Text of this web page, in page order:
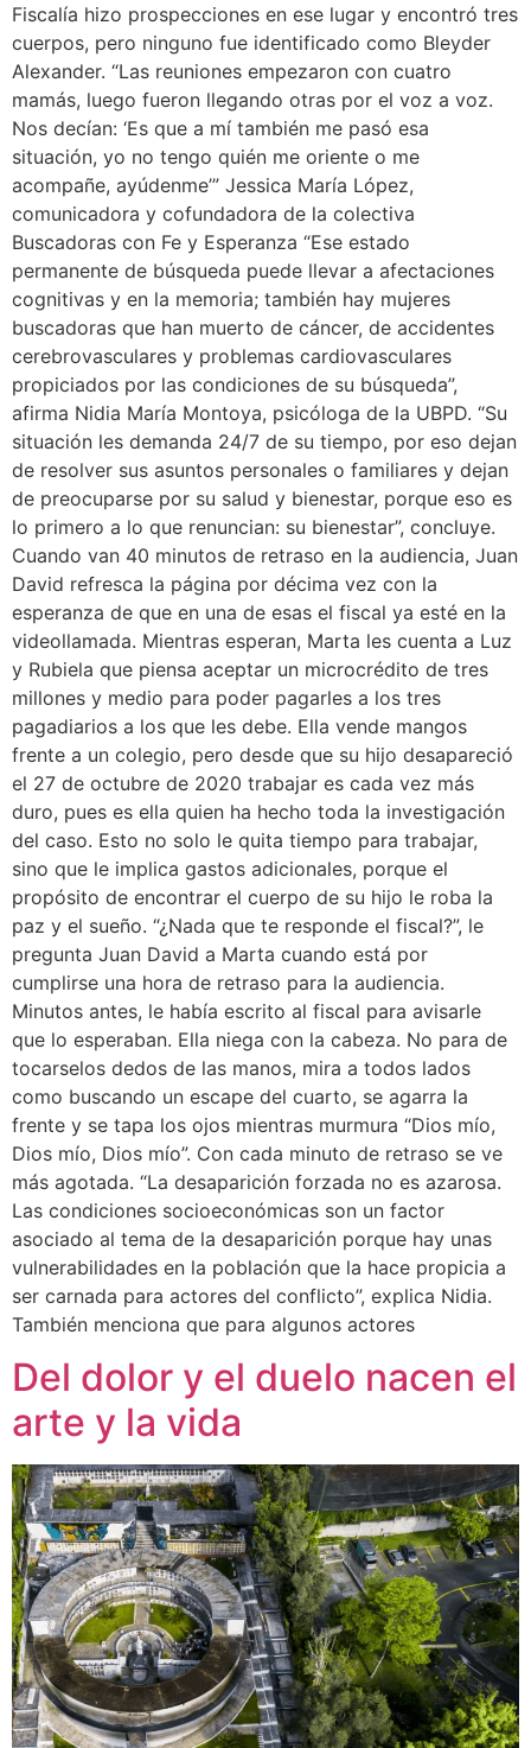
Fiscalía hizo prospecciones en ese lugar y encontró tres
cuerpos, pero ninguno fue identificado como Bleyder
Alexander. “Las reuniones empezaron con cuatro
mamás, luego fueron llegando otras por el voz a voz.
Nos decían: ‘Es que a mí también me pasó esa
situación, yo no tengo quién me oriente o me
acompañe, ayúdenme’” Jessica María López,
comunicadora y cofundadora de la colectiva
Buscadoras con Fe y Esperanza “Ese estado
permanente de búsqueda puede llevar a afectaciones
cognitivas y en la memoria; también hay mujeres
buscadoras que han muerto de cáncer, de accidentes
cerebrovasculares y problemas cardiovasculares
propiciados por las condiciones de su búsqueda”,
afirma Nidia María Montoya, psicóloga de la UBPD. “Su
situación les demanda 24/7 de su tiempo, por eso dejan
de resolver sus asuntos personales o familiares y dejan
de preocuparse por su salud y bienestar, porque eso es
lo primero a lo que renuncian: su bienestar”, concluye.
Cuando van 40 minutos de retraso en la audiencia, Juan
David refresca la página por décima vez con la
esperanza de que en una de esas el fiscal ya esté en la
videollamada. Mientras esperan, Marta les cuenta a Luz
y Rubiela que piensa aceptar un microcrédito de tres
millones y medio para poder pagarles a los tres
pagadiarios a los que les debe. Ella vende mangos
frente a un colegio, pero desde que su hijo desapareció
el 27 de octubre de 2020 trabajar es cada vez más
duro, pues es ella quien ha hecho toda la investigación
del caso. Esto no solo le quita tiempo para trabajar,
sino que le implica gastos adicionales, porque el
propósito de encontrar el cuerpo de su hijo le roba la
paz y el sueño. “¿Nada que te responde el fiscal?”, le
pregunta Juan David a Marta cuando está por
cumplirse una hora de retraso para la audiencia.
Minutos antes, le había escrito al fiscal para avisarle
que lo esperaban. Ella niega con la cabeza. No para de
tocarselos dedos de las manos, mira a todos lados
como buscando un escape del cuarto, se agarra la
frente y se tapa los ojos mientras murmura “Dios mío,
Dios mío, Dios mío”. Con cada minuto de retraso se ve
más agotada. “La desaparición forzada no es azarosa.
Las condiciones socioeconómicas son un factor
asociado al tema de la desaparición porque hay unas
vulnerabilidades en la población que la hace propicia a
ser carnada para actores del conflicto”, explica Nidia.
También menciona que para algunos actores
Del dolor y el duelo nacen el
arte y la vida